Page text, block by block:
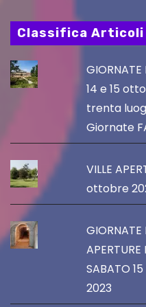
Classifica Articoli
GIORNATE
14 e 15
trenta
Giornate
VILLE
ottobre
GIORNATE
SABATO
2023